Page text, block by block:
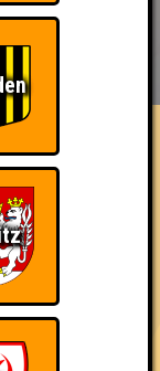
· 04.11.2025 ·